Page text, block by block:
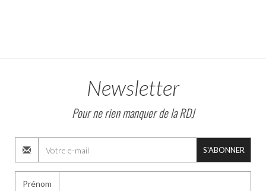
Newsletter
Pour ne rien manquer de la RDJ
S'ABONNER
Prénom